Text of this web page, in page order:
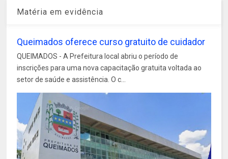
Matéria em evidência
Queimados oferece curso gratuito de cuidador
QUEIMADOS - A Prefeitura local abriu o período de
inscrições para uma nova capacitação gratuita voltada ao
setor de saúde e assistência. O c...